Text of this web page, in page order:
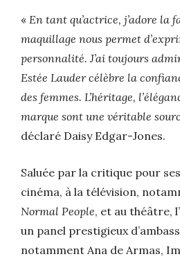
« En tant qu’actrice, j’adore la
maquillage nous permet
personnalité. J’ai toujours
Estée Lauder célèbre la
des femmes. L’héritage,
marque sont une véritable
déclaré Daisy Edgar-Jones.
Saluée par la critique pour
cinéma, à la télévision,
Normal People, et au théâtre,
un panel prestigieux
notamment Ana de Armas,